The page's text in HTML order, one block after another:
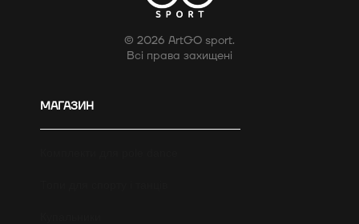
© 2026 ArtGO sport.
Всі права захищені
МАГАЗИН